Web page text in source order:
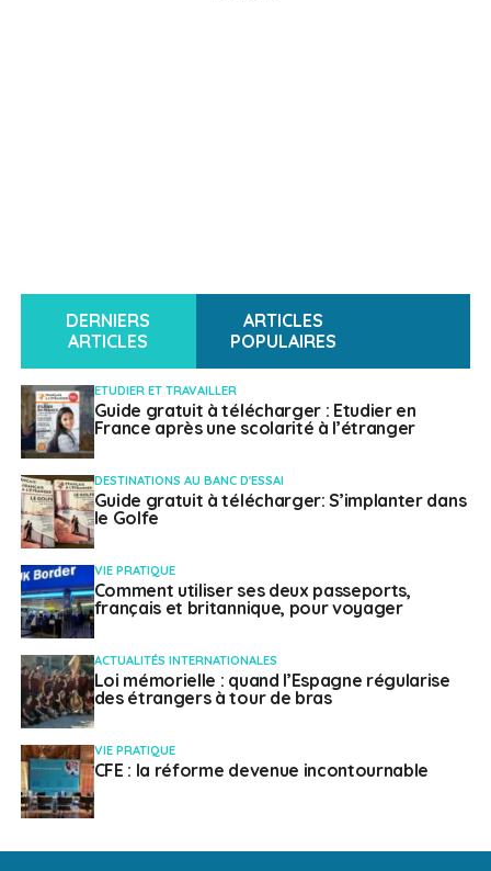
DERNIERS
ARTICLES
ARTICLES
POPULAIRES
ETUDIER ET TRAVAILLER
Guide gratuit à télécharger : Etudier en
France après une scolarité à l’étranger
DESTINATIONS AU BANC D'ESSAI
Guide gratuit à télécharger: S’implanter dans
le Golfe
VIE PRATIQUE
Comment utiliser ses deux passeports,
français et britannique, pour voyager
ACTUALITÉS INTERNATIONALES
Loi mémorielle : quand l’Espagne régularise
des étrangers à tour de bras
VIE PRATIQUE
CFE : la réforme devenue incontournable